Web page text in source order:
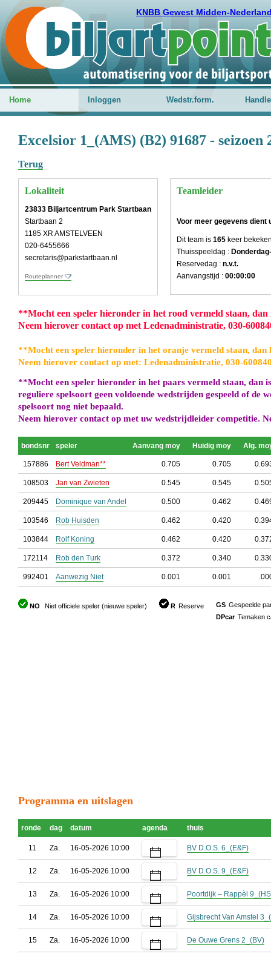
KNBB Gewest Midden-
Home Inloggen Wedstr.form.
Excelsior 1_(AMS) (B2) 91687 - seizoen
Terug
Lokaliteit
23833 Biljartcentrum Park Startbaan
Startbaan 2
1185 XR AMSTELVEEN
020-6455666
secretaris@parkstartbaan.nl
Routeplanner
Teamleider
Voor meer gegevens dient
Dit team is 165 keer
Thuisspeeldag :
Reservedag : n.v.t.
Aanvangstijd : 00:00:00
**Mocht een speler hieronder in het rood vermeld staan, dan
Neem hierover contact op met Ledenadministratie, 030-
**Mocht een speler hieronder in het oranje vermeld staan, dan
Neem hierover contact op met: Ledenadministratie, 030-
**Mocht een speler hieronder in het paars vermeld staan, dan
reguliere spelsoort geen voldoende wedstrijden gespeeld of
spelsoort nog niet bepaald.
Neem hierover contact op met uw wedstrijdleider competitie.
bondsnr speler Aanvang moy Huidig moy Alg.
157886 Bert Veldman** 0.705 0.705
108503 Jan van Zwieten 0.545 0.545
209445 Dominique van Andel 0.500 0.462
103546 Rob Huisden 0.462 0.420
103844 Rolf Koning 0.462 0.420
172114 Rob den Turk 0.372 0.340
992401 Aanwezig Niet 0.001 0.001
NO Niet officiele speler (nieuwe speler) R Reserve GS Gespeelde
DPcar Temaken
Programma en uitslagen
ronde dag datum agenda thuis
11 Za. 16-05-2026 10:00 BV D.O.S. 6_(E&F)
12 Za. 16-05-2026 10:00 BV D.O.S. 9_(E&F)
13 Za. 16-05-2026 10:00 Poortdijk – Rappèl
14 Za. 16-05-2026 10:00 Gijsbrecht Van Amstel
15 Za. 16-05-2026 10:00 De Ouwe Grens 2_(BV)